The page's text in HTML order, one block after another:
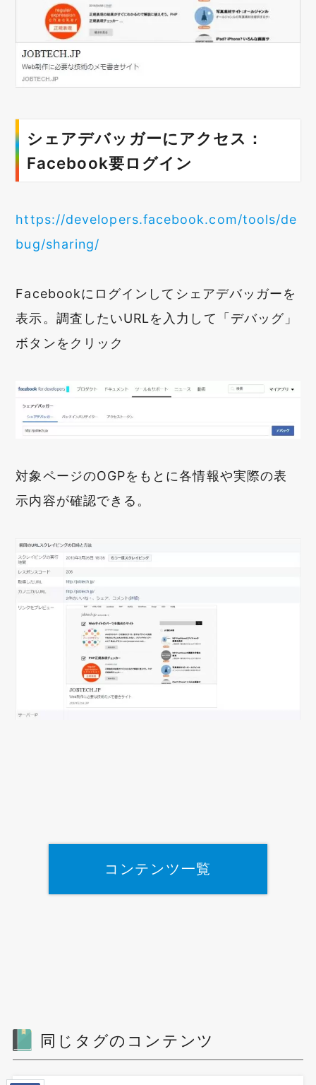
シェアデバッガーにアクセス：
Facebook要ログイン
https://developers.facebook.com/tools/de
bug/sharing/
Facebookにログインしてシェアデバッガーを
表示。調査したいURLを入力して「デバッグ」
ボタンをクリック
対象ページのOGPをもとに各情報や実際の表
示内容が確認できる。
コンテンツ一覧
同じタグのコンテンツ